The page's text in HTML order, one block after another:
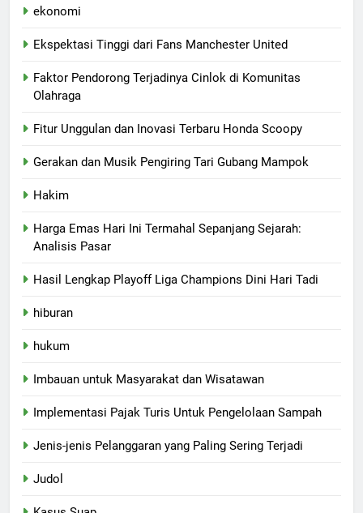
ekonomi
Ekspektasi Tinggi dari Fans Manchester United
Faktor Pendorong Terjadinya Cinlok di Komunitas
Olahraga
Fitur Unggulan dan Inovasi Terbaru Honda Scoopy
Gerakan dan Musik Pengiring Tari Gubang Mampok
Hakim
Harga Emas Hari Ini Termahal Sepanjang Sejarah:
Analisis Pasar
Hasil Lengkap Playoff Liga Champions Dini Hari Tadi
hiburan
hukum
Imbauan untuk Masyarakat dan Wisatawan
Implementasi Pajak Turis Untuk Pengelolaan Sampah
Jenis-jenis Pelanggaran yang Paling Sering Terjadi
Judol